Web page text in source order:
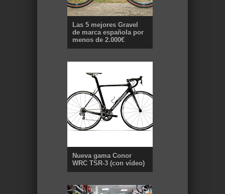
Las 5 mejores Gravel
de marca española por
menos de 2.000€
Nueva gama Conor
WRC TSR-3 (con vídeo)